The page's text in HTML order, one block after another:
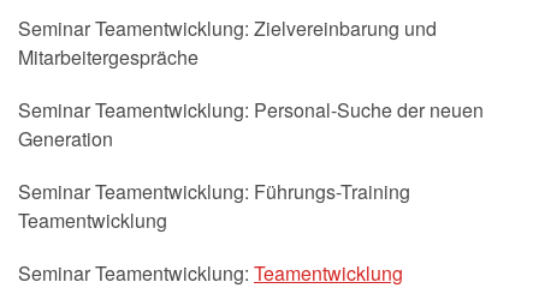
Seminar Teamentwicklung: Zielvereinbarung und
Mitarbeitergespräche
Seminar Teamentwicklung: Personal-Suche der neuen
Generation
Seminar Teamentwicklung: Führungs-Training
Teamentwicklung
Seminar Teamentwicklung: Teamentwicklung